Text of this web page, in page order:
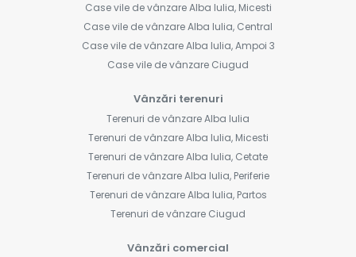
Case vile de vânzare Alba Iulia, Micesti
Case vile de vânzare Alba Iulia, Central
Case vile de vânzare Alba Iulia, Ampoi 3
Case vile de vânzare Ciugud
Vânzări terenuri
Terenuri de vânzare Alba Iulia
Terenuri de vânzare Alba Iulia, Micesti
Terenuri de vânzare Alba Iulia, Cetate
Terenuri de vânzare Alba Iulia, Periferie
Terenuri de vânzare Alba Iulia, Partos
Terenuri de vânzare Ciugud
Vânzări comercial